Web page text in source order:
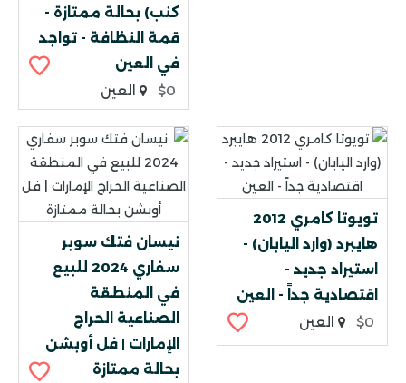
كنب) بحالة ممتازة -
قمة النظافة - تواجد
في العين
$0
العين
تويوتا كامري 2012
هايبرد (وارد اليابان) -
استيراد جديد -
اقتصادية جداً - العين
$0
العين
نيسان فتك سوبر
سفاري 2024 للبيع
في المنطقة
الصناعية الحراج
الإمارات | فل أوبشن
بحالة ممتازة